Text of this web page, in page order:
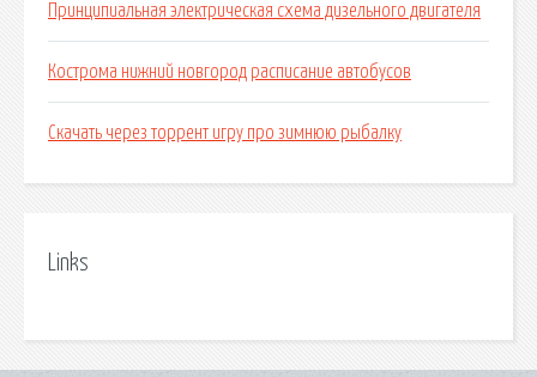
Принципиальная электрическая схема дизельного двигателя
Кострома нижний новгород расписание автобусов
Скачать через торрент игру про зимнюю рыбалку
Links